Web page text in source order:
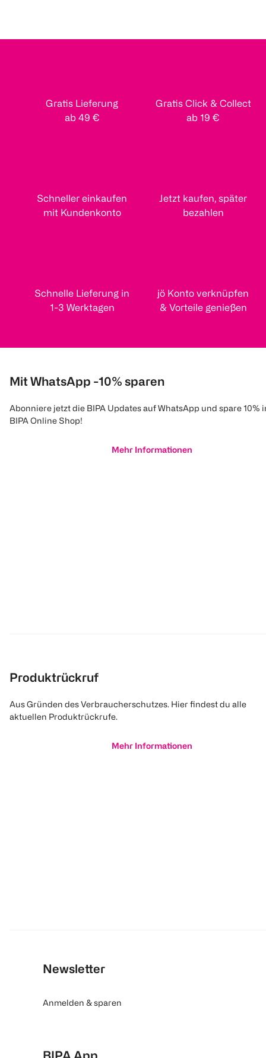
Gratis Lieferung
ab 49 €
Gratis Click & Collect
ab 19 €
Schneller einkaufen
mit Kundenkonto
Jetzt kaufen, später
bezahlen
Schnelle Lieferung in
1-3 Werktagen
jö Konto verknüpfen
& Vorteile genießen
Mit WhatsApp -10% sparen
Abonniere jetzt die BIPA Updates auf WhatsApp und spare 10%
BIPA Online Shop!
Mehr Informationen
Produktrückruf
Aus Gründen des Verbraucherschutzes. Hier findest du alle
aktuellen Produktrückrufe.
Mehr Informationen
Newsletter
Anmelden & sparen